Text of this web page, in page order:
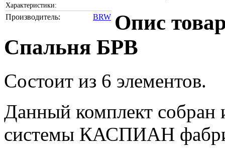
Характеристики:
Производитель: BRW Опис
Спальня БРВ
Состоит из 6 элементов.
Данный комплект собран
системы КАСПИАН